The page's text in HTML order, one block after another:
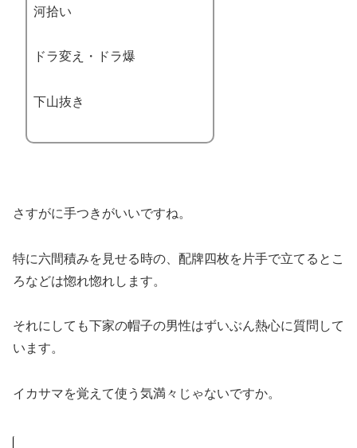
河拾い
ドラ変え・ドラ爆
下山抜き
さすがに手つきがいいですね。
特に六間積みを見せる時の、配牌四枚を片手で立てるとこ
ろなどは惚れ惚れします。
それにしても下家の帽子の男性はずいぶん熱心に質問して
います。
イカサマを覚えて使う気満々じゃないですか。